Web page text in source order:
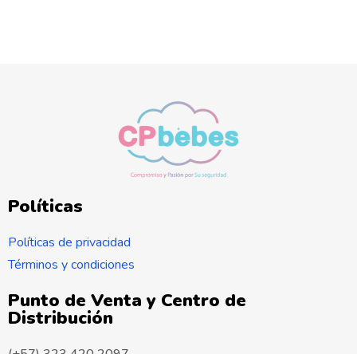
Políticas
Políticas de privacidad
Términos y condiciones
Punto de Venta y Centro de
Distribución